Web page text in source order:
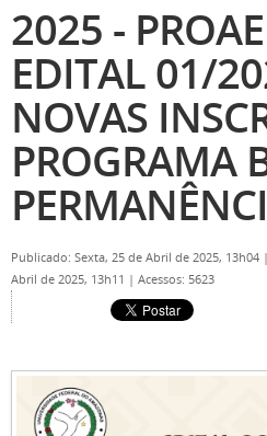
2025 -
EDITAL 01/
NOVAS
PROGRAMA
Publicado: Sexta, 25 de Abril de 2025, 13h04 |
Abril de 2025, 13h11 | Acessos: 5623